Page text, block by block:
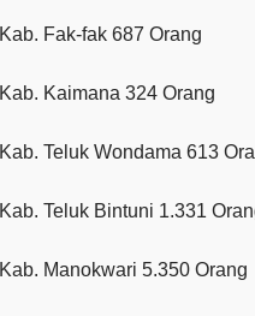
Kab. Fak-fak 687 Orang
Kab. Kaimana 324 Orang
Kab. Teluk Wondama 613
Kab. Teluk Bintuni 1.331
Kab. Manokwari 5.350 Orang